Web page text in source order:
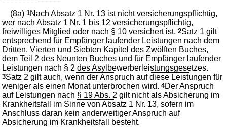
(8a)1Nach Absatz 1 Nr. 13 ist nicht versicherungspflichtig,
wer nach Absatz 1 Nr. 1 bis 12 versicherungspflichtig,
freiwilliges Mitglied oder nach § 10 versichert ist.2Satz 1 gilt
entsprechend für Empfänger laufender Leistungen nach dem
Dritten, Vierten und Siebten Kapitel desZwölften Buches,
dem Teil 2 des Neunten Buches und für Empfänger laufender
Leistungen nach § 2 des Asylbewerberleistungsgesetzes.
3Satz 2 gilt auch, wenn der Anspruch auf diese Leistungen für
weniger als einen Monat unterbrochen wird.4Der Anspruch
auf Leistungen nach § 19 Abs. 2 gilt nicht als Absicherung im
Krankheitsfall im Sinne von Absatz 1 Nr. 13, sofern im
Anschluss daran kein anderweitiger Anspruch auf
Absicherung im Krankheitsfall besteht.